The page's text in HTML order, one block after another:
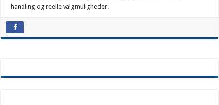
handling og reelle valgmuligheder.